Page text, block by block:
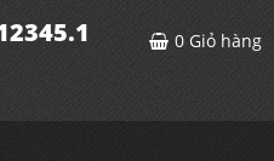
0 Giỏ hàng